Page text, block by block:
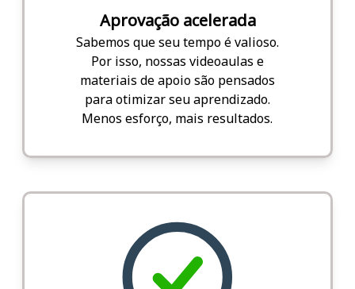
Aprovação acelerada
Sabemos que seu tempo é valioso.
Por isso, nossas videoaulas e
materiais de apoio são pensados
para otimizar seu aprendizado.
Menos esforço, mais resultados.